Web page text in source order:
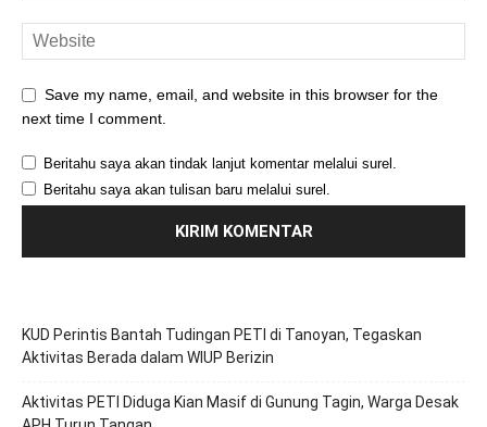
Save my name, email, and website in this browser for the
next time I comment.
Beritahu saya akan tindak lanjut komentar melalui surel.
Beritahu saya akan tulisan baru melalui surel.
KUD Perintis Bantah Tudingan PETI di Tanoyan, Tegaskan
Aktivitas Berada dalam WIUP Berizin
Aktivitas PETI Diduga Kian Masif di Gunung Tagin, Warga Desak